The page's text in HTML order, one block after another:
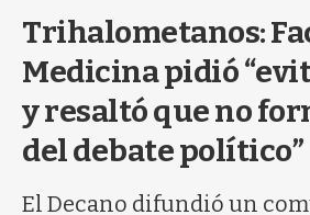
Trihalometanos:
Medicina pidió
y resaltó que no
del debate político”
El Decano difundió un